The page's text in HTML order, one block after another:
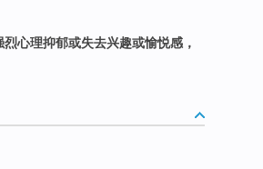
心理抑郁或失去兴趣或愉悦感，